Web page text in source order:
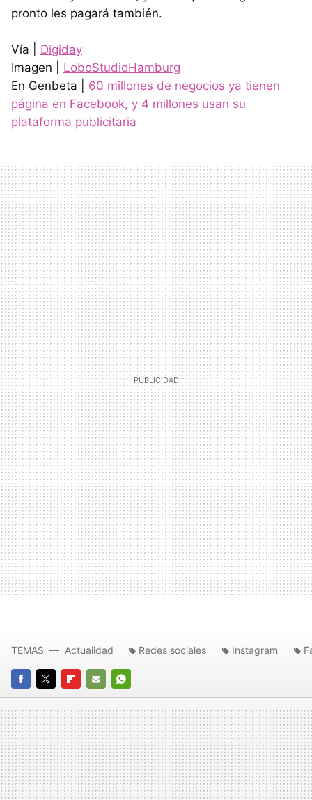
pronto les pagará también.
Vía | Digiday
Imagen | LoboStudioHamburg
En Genbeta | 60 millones de negocios ya tienen
página en Facebook, y 4 millones usan su
plataforma publicitaria
FACEBOOK
TWITTERFLIPBOARD
E-
MAIL
WHATSAPP
TEMAS Actualidad Redes sociales Instagram